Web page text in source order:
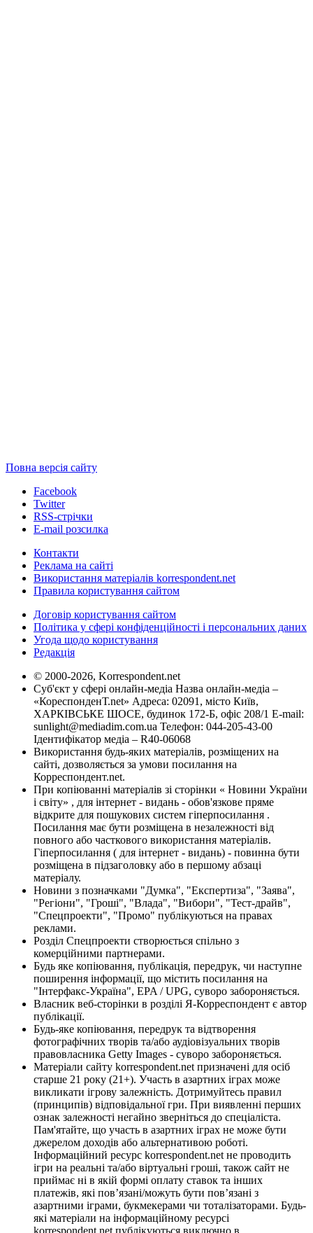
Повна версія сайту
Facebook
Twitter
RSS-стрічки
E-mail розсилка
Контакти
Реклама на сайті
Використання матеріалів korrespondent.net
Правила користування сайтом
Договір користування сайтом
Політика у сфері конфіденційності і персональних даних
Угода щодо користування
Редакція
© 2000-2026, Korrespondent.net
Суб'єкт у сфері онлайн-медіа Назва онлайн-медіа –
«КореспонденТ.net» Адреса: 02091, місто Київ,
ХАРКІВСЬКЕ ШОСЕ, будинок 172-Б, офіс 208/1 E-mail:
sunlight@mediadim.com.ua Телефон: 044-205-43-00
Ідентифікатор медіа – R40-06068
Використання будь-яких матеріалів, розміщених на
сайті, дозволяється за умови посилання на
Корреспондент.net.
При копіюванні матеріалів зі сторінки « Новини України
і світу» , для інтернет - видань - обов'язкове пряме
відкрите для пошукових систем гіперпосилання .
Посилання має бути розміщена в незалежності від
повного або часткового використання матеріалів.
Гіперпосилання ( для інтернет - видань) - повинна бути
розміщена в підзаголовку або в першому абзаці
матеріалу.
Новини з позначками "Думка", "Експертиза", "Заява",
"Регіони", "Гроші", "Влада", "Вибори", "Тест-драйв",
"Спецпроекти", "Промо" публікуються на правах
реклами.
Розділ Спецпроекти створюється спільно з
комерційними партнерами.
Будь яке копіювання, публікація, передрук, чи наступне
поширення інформації, що містить посилання на
"Інтерфакс-Україна", EPA / UPG, суворо забороняється.
Власник веб-сторінки в розділі Я-Корреспондент є автор
публікації.
Будь-яке копіювання, передрук та відтворення
фотографічних творів та/або аудіовізуальних творів
правовласника Getty Images - суворо забороняється.
Матеріали сайту korrespondent.net призначені для осіб
старше 21 року (21+). Участь в азартних іграх може
викликати ігрову залежність. Дотримуйтесь правил
(принципів) відповідальної гри. При виявленні перших
ознак залежності негайно зверніться до спеціаліста.
Пам'ятайте, що участь в азартних іграх не може бути
джерелом доходів або альтернативою роботі.
Інформаційний ресурс korrespondent.net не проводить
ігри на реальні та/або віртуальні гроші, також сайт не
приймає ні в якій формі оплату ставок та інших
платежів, які пов’язані/можуть бути пов’язані з
азартними іграми, букмекерами чи тоталізаторами. Будь-
які матеріали на інформаційному ресурсі